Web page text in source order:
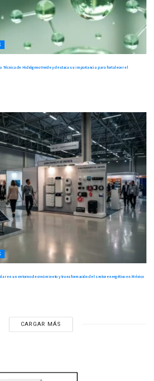
Técnica de Hidrógeno Verde y destaca su importancia para fortalecer el
en un entorno de crecimiento y transformación del sector energético en México
CARGAR MÁS